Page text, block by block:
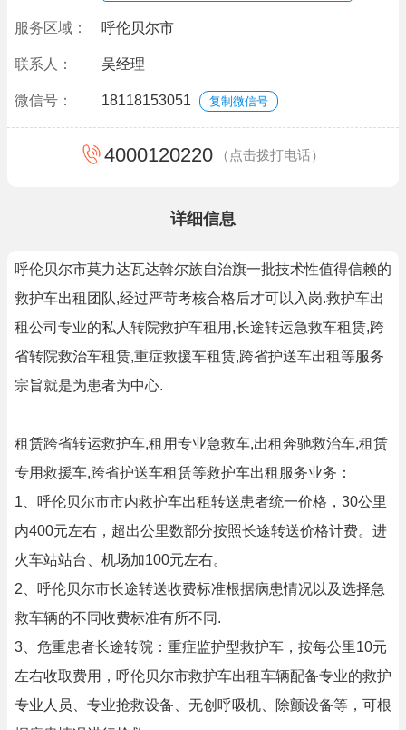
服务区域： 呼伦贝尔市
联系人： 吴经理
微信号： 18118153051 复制微信号
4000120220 （点击拨打电话）
详细信息
呼伦贝尔市莫力达瓦达斡尔族自治旗一批技术性值得信赖的
救护车出租团队,经过严苛考核合格后才可以入岗.救护车出
租公司专业的私人转院救护车租用,长途转运急救车租赁,跨
省转院救治车租赁,重症救援车租赁,跨省护送车出租等服务
宗旨就是为患者为中心.
租赁跨省转运救护车,租用专业急救车,出租奔驰救治车,租赁
专用救援车,跨省护送车租赁等救护车出租服务业务：
1、呼伦贝尔市市内救护车出租转送患者统一价格，30公里
内400元左右，超出公里数部分按照长途转送价格计费。进
火车站站台、机场加100元左右。
2、呼伦贝尔市长途转送收费标准根据病患情况以及选择急
救车辆的不同收费标准有所不同.
3、危重患者长途转院：重症监护型救护车，按每公里10元
左右收取费用，呼伦贝尔市救护车出租车辆配备专业的救护
专业人员、专业抢救设备、无创呼吸机、除颤设备等，可根